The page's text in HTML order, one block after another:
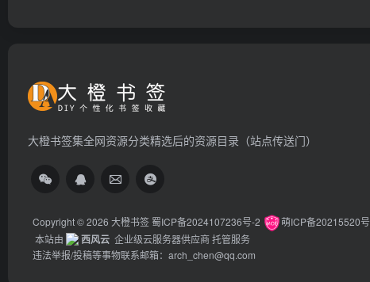
大橙书签集全网资源分类精选后的资源目录（站点传送门）
Copyright © 2026 大橙书签 蜀ICP备2024107236号-2 萌ICP备20215520号
本站由
西风云 企业级云服务器供应商 托管服务
违法举报/投稿等事物联系邮箱：arch_chen@qq.com